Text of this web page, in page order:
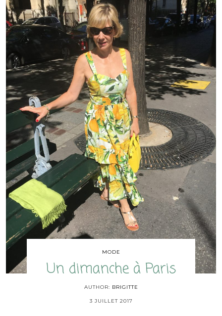
MODE
Un dimanche à Paris
AUTHOR: BRIGITTE
3 JUILLET 2017